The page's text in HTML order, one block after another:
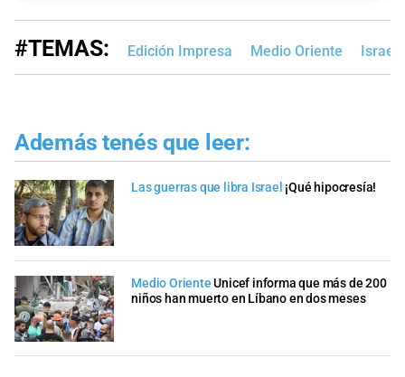
#TEMAS: Edición Impresa Medio Oriente Israel
Además tenés que leer:
Las guerras que libra Israel ¡Qué hipocresía!
Medio Oriente Unicef informa que más de 200
niños han muerto en Líbano en dos meses